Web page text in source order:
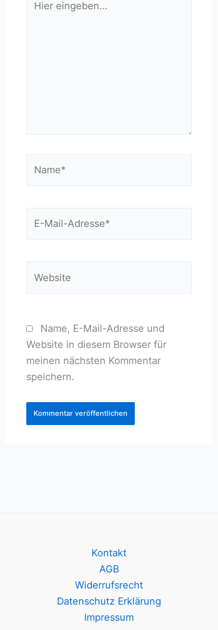
eingeben…
Name, E-Mail-Adresse und
Website in diesem Browser für
meinen nächsten Kommentar
speichern.
Kontakt
AGB
Widerrufsrecht
Datenschutz Erklärung
Impressum